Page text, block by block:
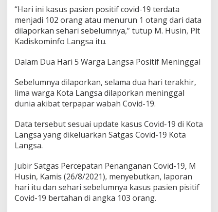
“Hari ini kasus pasien positif covid-19 terdata
menjadi 102 orang atau menurun 1 otang dari data
dilaporkan sehari sebelumnya,” tutup M. Husin, Plt
Kadiskominfo Langsa itu.
Dalam Dua Hari 5 Warga Langsa Positif Meninggal
Sebelumnya dilaporkan, selama dua hari terakhir,
lima warga Kota Langsa dilaporkan meninggal
dunia akibat terpapar wabah Covid-19.
Data tersebut sesuai update kasus Covid-19 di Kota
Langsa yang dikeluarkan Satgas Covid-19 Kota
Langsa.
Jubir Satgas Percepatan Penanganan Covid-19, M
Husin, Kamis (26/8/2021), menyebutkan, laporan
hari itu dan sehari sebelumnya kasus pasien pisitif
Covid-19 bertahan di angka 103 orang.